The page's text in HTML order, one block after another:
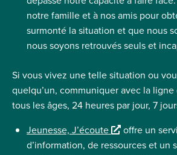
notre famille et à nos amis pour
surmonté la situation et que nous
nous soyons retrouvés seuls et
Si vous vivez une telle situation ou
quelqu’un, communiquer avec la
tous les âges, 24 heures par jour, 7
Jeunesse, J’écouteL
i
offre un
d’information, de ressources et un